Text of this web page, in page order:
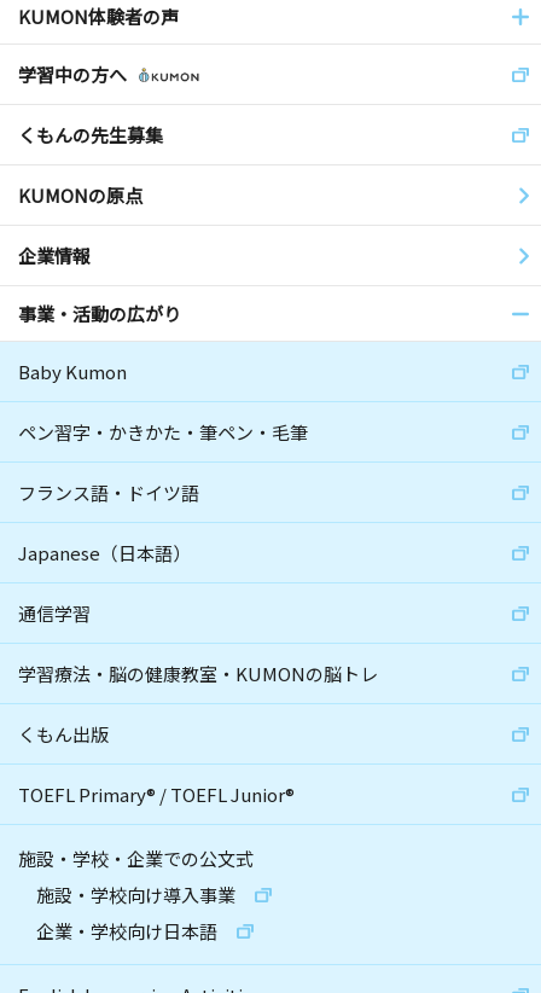
KUMON体験者の声
学習中の方へ
くもんの先生募集
KUMONの原点
企業情報
事業・活動の広がり
Baby Kumon
ペン習字・かきかた・筆ペン・毛筆
フランス語・ドイツ語
Japanese（日本語）
通信学習
学習療法・脳の健康教室・KUMONの脳トレ
くもん出版
TOEFL Primary® /TOEFL Junior®
施設・学校・企業での公文式
施設・学校向け導入事業
企業・学校向け日本語